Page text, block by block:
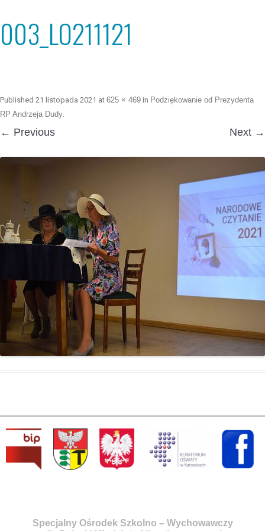
003_LO211121
Published 21 listopada 2021 at 625 × 469 in Podziękowanie od Prezydenta
RP Andrzeja Dudy.
← Previous Next →
Specjalny Ośrodek Szkolno – Wychowawczy